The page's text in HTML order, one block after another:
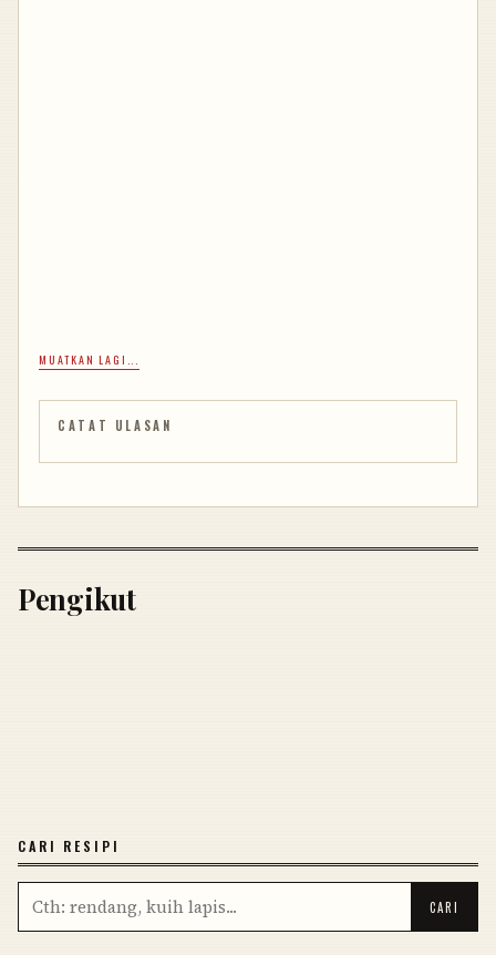
MUATKAN LAGI...
CATAT ULASAN
Pengikut
CARI RESIPI